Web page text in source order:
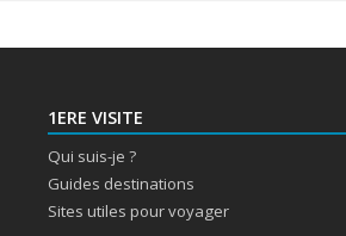
1ERE VISITE
Qui suis-je ?
Guides destinations
Sites utiles pour voyager